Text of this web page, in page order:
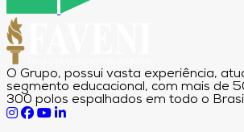
O Grupo, possui vasta experiência,
segmento educacional, com mais de
300 polos espalhados em todo o